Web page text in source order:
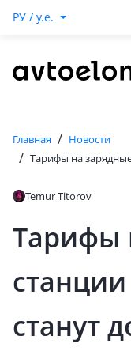
РУ / y.e.
Главная / Новости
/ Тарифы на
Temur Titorov
Тарифы
станут